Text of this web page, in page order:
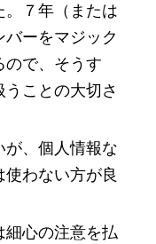
。７年（または
バーをマジック
ので、そうす
ことの大切さ
が、個人情報な
わない方が良
細心の注意を払